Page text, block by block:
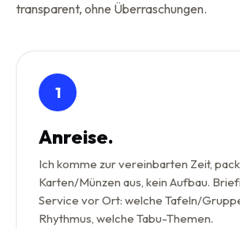
transparent, ohne Überraschungen.
1
Anreise.
Ich komme zur vereinbarten Zeit,
Karten/Münzen aus, kein Aufbau.
Service vor Ort: welche Tafeln/
Rhythmus, welche Tabu-Themen.